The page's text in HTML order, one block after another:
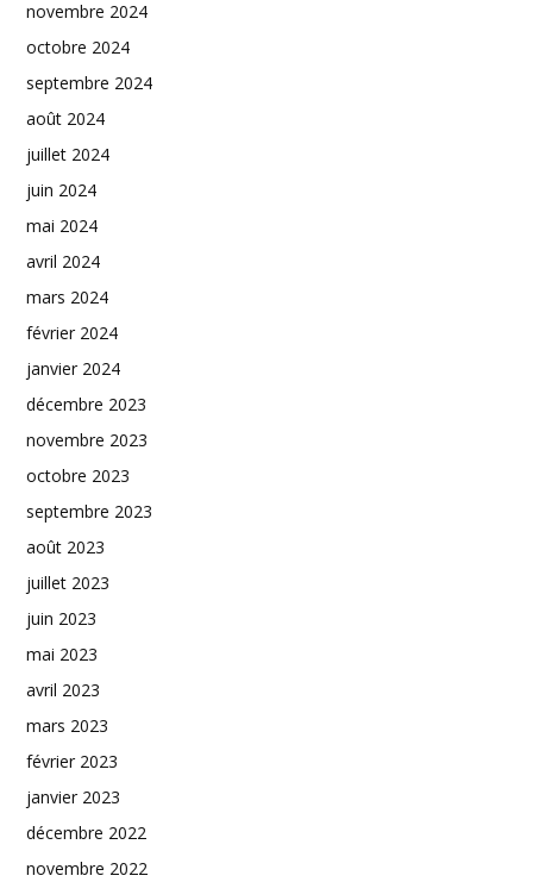
novembre 2024
octobre 2024
septembre 2024
août 2024
juillet 2024
juin 2024
mai 2024
avril 2024
mars 2024
février 2024
janvier 2024
décembre 2023
novembre 2023
octobre 2023
septembre 2023
août 2023
juillet 2023
juin 2023
mai 2023
avril 2023
mars 2023
février 2023
janvier 2023
décembre 2022
novembre 2022